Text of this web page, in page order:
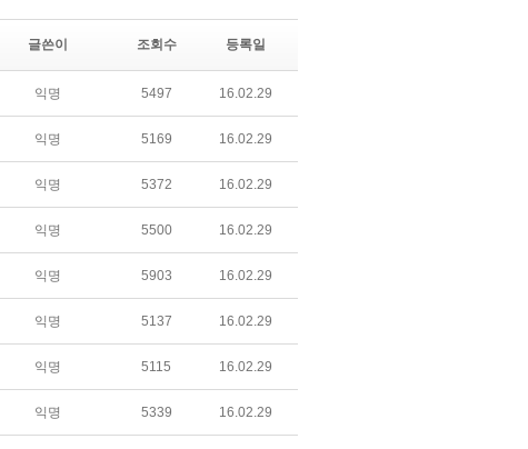
글쓴이 조회수 등록일
익명 5497 16.02.29
익명 5169 16.02.29
익명 5372 16.02.29
익명 5500 16.02.29
익명 5903 16.02.29
익명 5137 16.02.29
익명 5115 16.02.29
익명 5339 16.02.29